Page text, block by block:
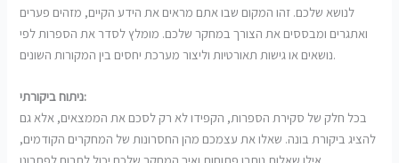
לנושא שלכם. זהו המקום שבו אתם מראים את הידע הקיים, מזהים פערים
ואתגרים ומבססים את הצורך במחקר שלכם. מומלץ לסדר את הספרות לפי
נושאים או גישות תאורטיות וליצור מערכת יחסים בין המקורות השונים.
ניתוח ביקורתי:
בכל חלק של סקירת הספרות, הקפידו לא רק לסכם את הממצאים, אלא גם
להציג ביקורת בונה. שאלו את עצמכם מהן החסרונות של המחקרים הקודמים,